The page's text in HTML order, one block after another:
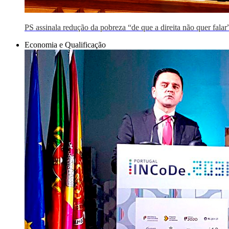
PS assinala redução da pobreza “de que a direita não quer
Economia e Qualificação